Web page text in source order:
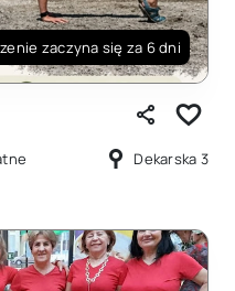
zaczyna się za 6 dni
Dekarska 3